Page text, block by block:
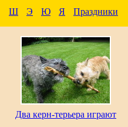
Ш
Э Ю Я Праздники
Два керн-терьера играют